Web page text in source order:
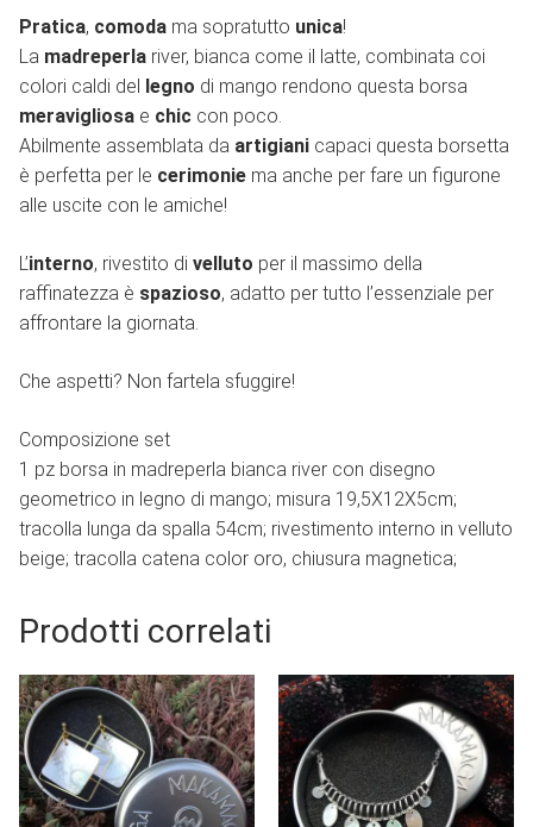
Pratica, comoda ma sopratutto unica!
La madreperla river, bianca come il latte, combinata coi
colori caldi del legno di mango rendono questa borsa
meravigliosa e chic con poco.
Abilmente assemblata da artigiani capaci questa borsetta
è perfetta per le cerimonie ma anche per fare un figurone
alle uscite con le amiche!
L’interno, rivestito di velluto per il massimo della
raffinatezza è spazioso, adatto per tutto l’essenziale per
affrontare la giornata.
Che aspetti? Non fartela sfuggire!
Composizione set
1 pz borsa in madreperla bianca river con disegno
geometrico in legno di mango; misura 19,5X12X5cm;
tracolla lunga da spalla 54cm; rivestimento interno in velluto
beige; tracolla catena color oro, chiusura magnetica;
Prodotti correlati